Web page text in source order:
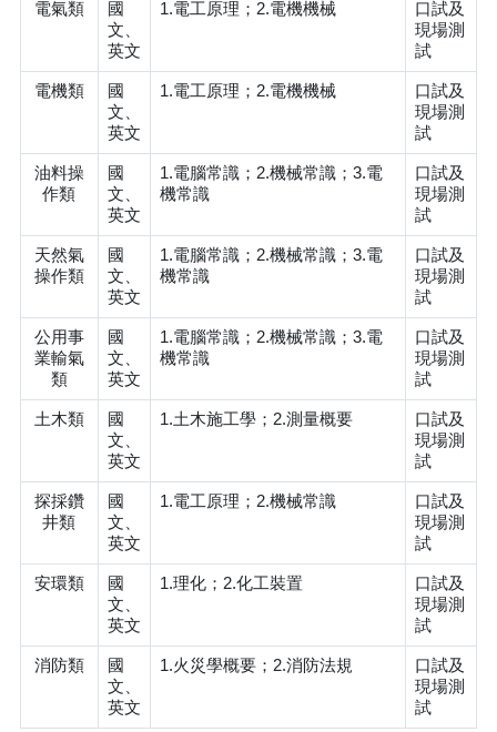
電氣類
國
文、
英文
1.電工原理；2.電機機械
口試及
現場測
試
電機類
國
文、
英文
1.電工原理；2.電機機械
口試及
現場測
試
油料操
作類
國
文、
英文
1.電腦常識；2.機械常識；3.電
機常識
口試及
現場測
試
天然氣
操作類
國
文、
英文
1.電腦常識；2.機械常識；3.電
機常識
口試及
現場測
試
公用事
業輸氣
類
國
文、
英文
1.電腦常識；2.機械常識；3.電
機常識
口試及
現場測
試
土木類
國
文、
英文
1.土木施工學；2.測量概要
口試及
現場測
試
探採鑽
井類
國
文、
英文
1.電工原理；2.機械常識
口試及
現場測
試
安環類
國
文、
英文
1.理化；2.化工裝置
口試及
現場測
試
消防類
國
文、
英文
1.火災學概要；2.消防法規
口試及
現場測
試